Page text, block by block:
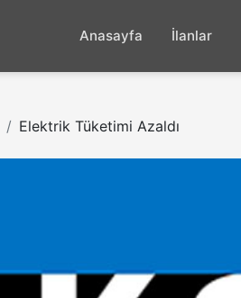
Anasayfa İlanlar
Elektrik Tüketimi Azaldı